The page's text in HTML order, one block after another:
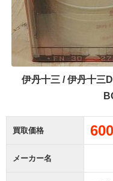
伊丹十三 / 伊丹十三
買取価格
メーカー名